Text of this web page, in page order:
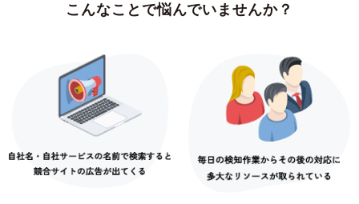
こんなことで悩んでいませんか？